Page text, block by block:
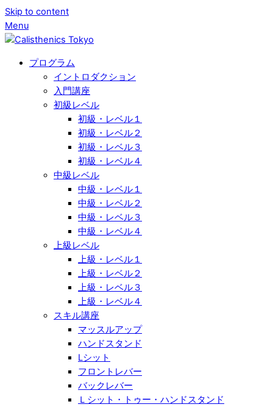
Skip to content
Menu
プログラム
イントロダクション
入門講座
初級レベル
初級・レベル１
初級・レベル２
初級・レベル３
初級・レベル４
中級レベル
中級・レベル１
中級・レベル２
中級・レベル３
中級・レベル４
上級レベル
上級・レベル１
上級・レベル２
上級・レベル３
上級・レベル４
スキル講座
マッスルアップ
ハンドスタンド
Lシット
フロントレバー
バックレバー
Ｌシット・トゥー・ハンドスタンド